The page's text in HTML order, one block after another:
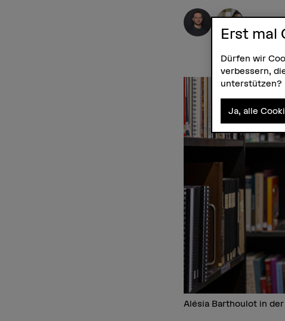
Alésia Barthoulot in
Erst mal
Dürfen wir
verbessern,
unterstützen?
Ja, alle